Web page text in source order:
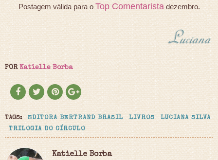
Postagem válida para oTop Comentaristadezembro.
POR Katielle Borba
TAGS: EDITORA BERTRAND BRASIL LIVROS
LUCIANA SILVA
TRILOGIA DO CÍRCULO
Katielle Borba